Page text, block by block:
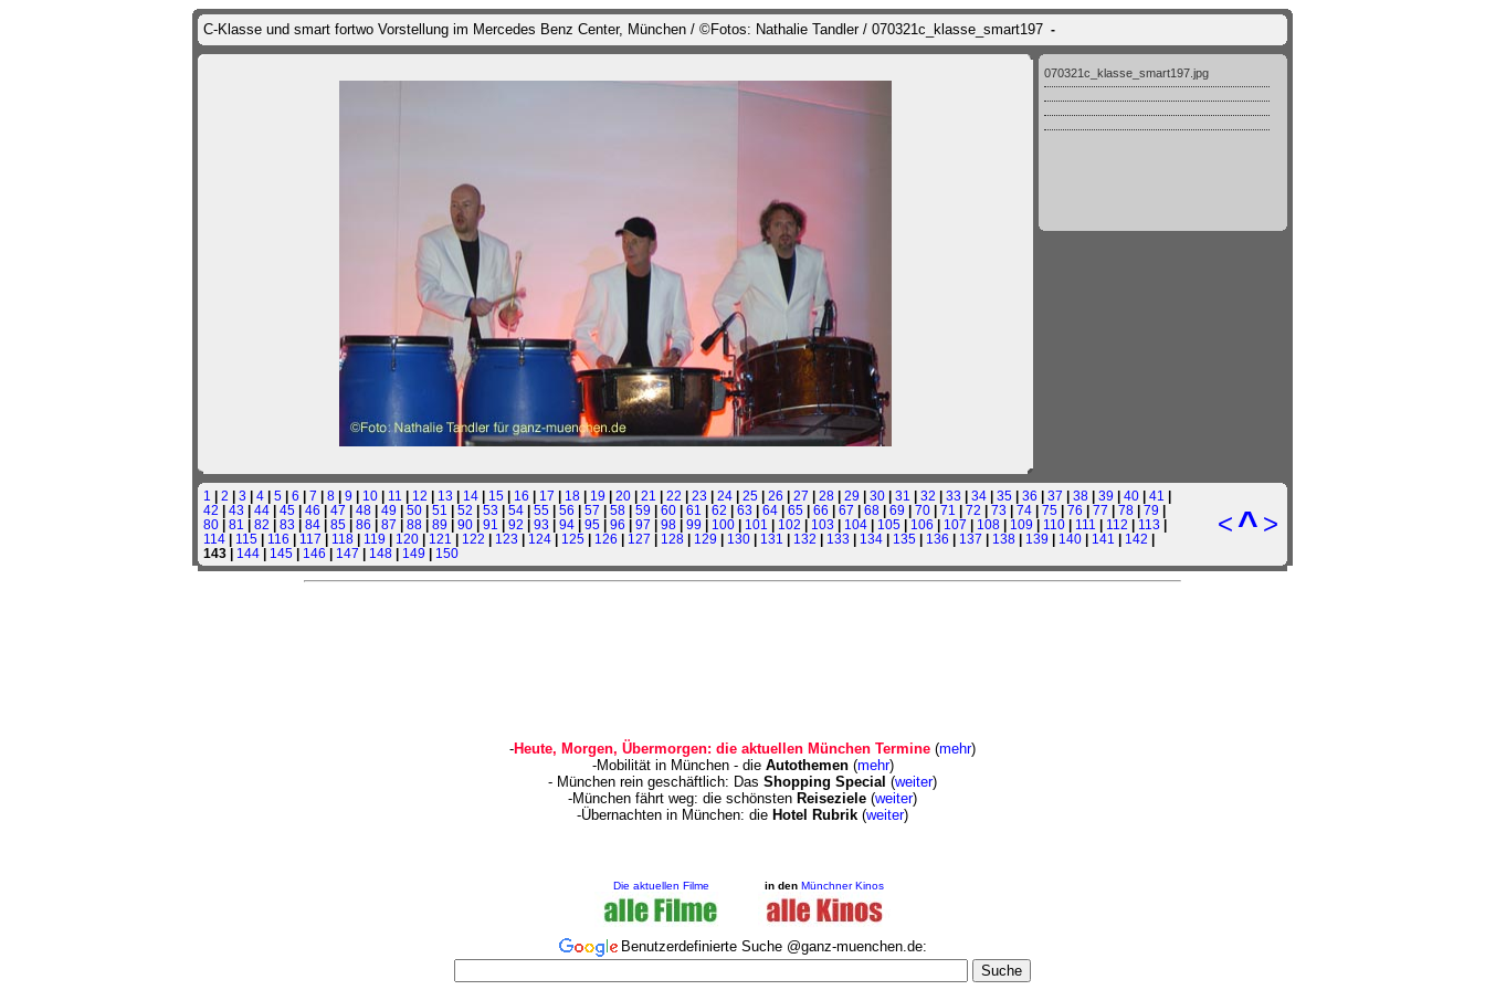
C-Klasse und smart fortwo Vorstellung im Mercedes Benz Center, München / ©Fotos: Nathalie Tandler / 070321c_klasse_smart197 -
070321c_klasse_smart197.jpg
1 | 2 | 3 | 4 | 5 | 6 | 7 | 8 | 9 | 10 | 11 | 12 | 13 | 14 | 15 | 16 | 17 | 18 | 19 | 20 | 21 | 22 | 23 | 24 | 25 | 26 | 27 | 28 | 29 | 30 | 31 | 32 | 33 | 34 | 35 | 36 | 37 | 38 | 39 | 40 | 41 |
42 | 43 | 44 | 45 | 46 | 47 | 48 | 49 | 50 | 51 | 52 | 53 | 54 | 55 | 56 | 57 | 58 | 59 | 60 | 61 | 62 | 63 | 64 | 65 | 66 | 67 | 68 | 69 | 70 | 71 | 72 | 73 | 74 | 75 | 76 | 77 | 78 | 79 |
80 | 81 | 82 | 83 | 84 | 85 | 86 | 87 | 88 | 89 | 90 | 91 | 92 | 93 | 94 | 95 | 96 | 97 | 98 | 99 | 100 | 101 | 102 | 103 | 104 | 105 | 106 | 107 | 108 | 109 | 110 | 111 | 112 | 113 |
114 | 115 | 116 | 117 | 118 | 119 | 120 | 121 | 122 | 123 | 124 | 125 | 126 | 127 | 128 | 129 | 130 | 131 | 132 | 133 | 134 | 135 | 136 | 137 | 138 | 139 | 140 | 141 | 142 |
143 | 144 | 145 | 146 | 147 | 148 | 149 | 150
<^ >
-Heute, Morgen, Übermorgen: die aktuellen München Termine (mehr)
-Mobilität in München - die Autothemen(mehr)
- München rein geschäftlich: Das Shopping Special (weiter)
-München fährt weg: die schönsten Reiseziele (weiter)
-Übernachten in München: die Hotel Rubrik (weiter)
Die aktuellen Filme in den Münchner Kinos
Benutzerdefinierte Suche @ganz-muenchen.de: